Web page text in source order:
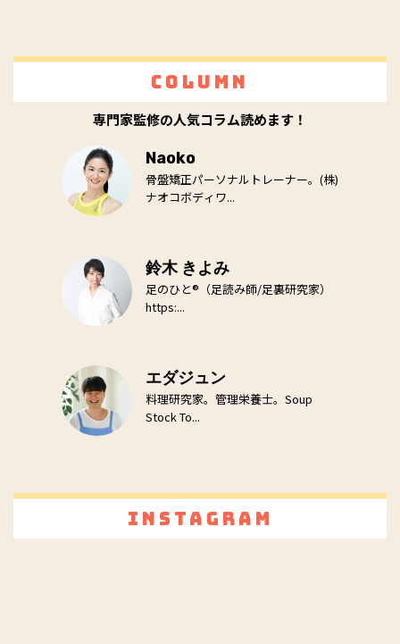
Column
専門家監修の人気コラム読めます！
Naoko
骨盤矯正パーソナルトレーナー。(株)
ナオコボディワ...
鈴木 きよみ
足のひと®（足読み師/足裏研究家）
https:...
エダジュン
料理研究家。管理栄養士。Soup
Stock To...
Instagram